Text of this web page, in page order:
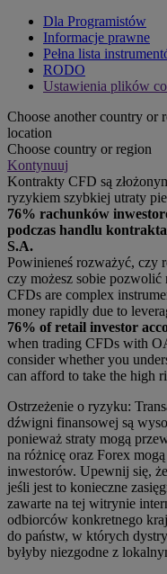
Dla Programistów
Informacje prawne
Pełna lista
RODO
Ustawienia plików
Choose another country or
location
Choose country or region
Kontynuuj
Kontrakty CFD są
ryzykiem szybkiej utraty
76% rachunków
podczas handlu
S.A.
Powinieneś rozważyć, czy
czy możesz sobie
CFDs are complex
money rapidly due to
76% of retail investor
when trading CFDs with
consider whether you
can afford to take the high
Ostrzeżenie o ryzyku:
dźwigni finansowej są
ponieważ straty mogą
na różnicę oraz Forex
inwestorów. Upewnij się,
jeśli jest to konieczne
zawarte na tej witrynie
odbiorców konkretnego
do państw, w których
byłyby niezgodne z